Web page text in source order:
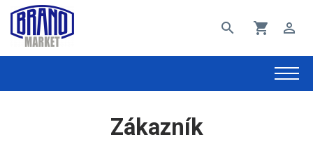
search shopping_cart perm_identity
Zákazník